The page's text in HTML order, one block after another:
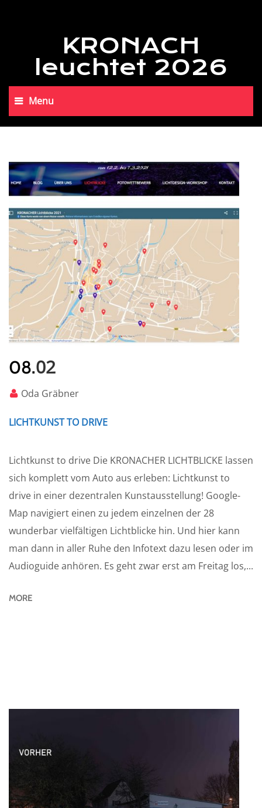
KRONACH
leuchtet 2026
Menu
08.02
Oda Gräbner
LICHTKUNST TO DRIVE
Lichtkunst to drive Die KRONACHER LICHTBLICKE lassen
sich komplett vom Auto aus erleben: Lichtkunst to
drive in einer dezentralen Kunstausstellung! Google-
Map navigiert einen zu jedem einzelnen der 28
wunderbar vielfältigen Lichtblicke hin. Und hier kann
man dann in aller Ruhe den Infotext dazu lesen oder im
Audioguide anhören. Es geht zwar erst am Freitag los,...
MORE